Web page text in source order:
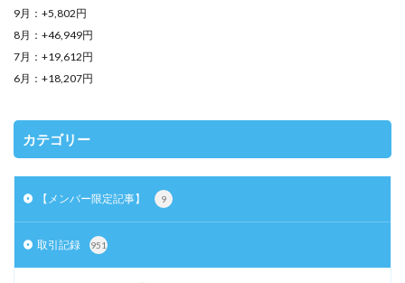
9月：+5,802円
8月：+46,949円
7月：+19,612円
6月：+18,207円
カテゴリー
【メンバー限定記事】 9
取引記録 951